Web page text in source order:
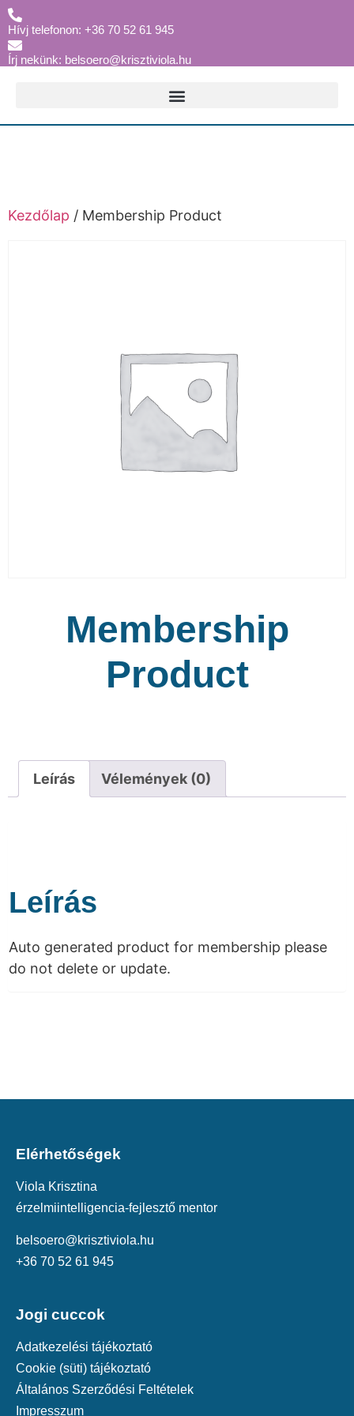
Hívj telefonon: +36 70 52 61 945
Írj nekünk: belsoero@krisztiviola.hu
Kezdőlap / Membership Product
Membership
Product
Leírás Vélemények (0)
Leírás
Auto generated product for membership please
do not delete or update.
Elérhetőségek
Viola Krisztina
érzelmiintelligencia-fejlesztő mentor
belsoero@krisztiviola.hu
+36 70 52 61 945
Jogi cuccok
Adatkezelési tájékoztató
Cookie (süti) tájékoztató
Általános Szerződési Feltételek
Impresszum